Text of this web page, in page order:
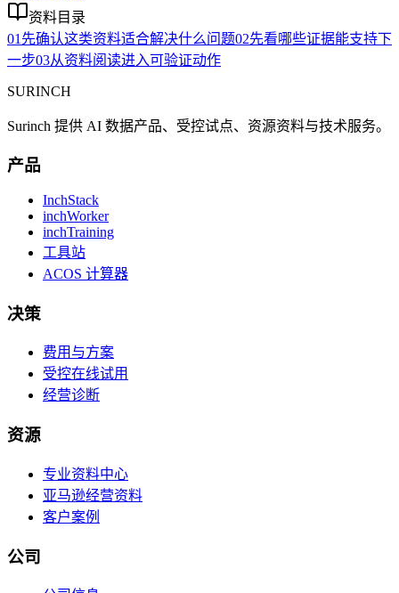
资料目录
01 先确认这类资料适合解决什么问题02先看哪些证据能支持下
一步03从资料阅读进入可验证动作
SURINCH
Surinch 提供 AI 数据产品、受控试点、资源资料与技术服务。
产品
InchStack
inchWorker
inchTraining
工具站
ACOS 计算器
决策
费用与方案
受控在线试用
经营诊断
资源
专业资料中心
亚马逊经营资料
客户案例
公司